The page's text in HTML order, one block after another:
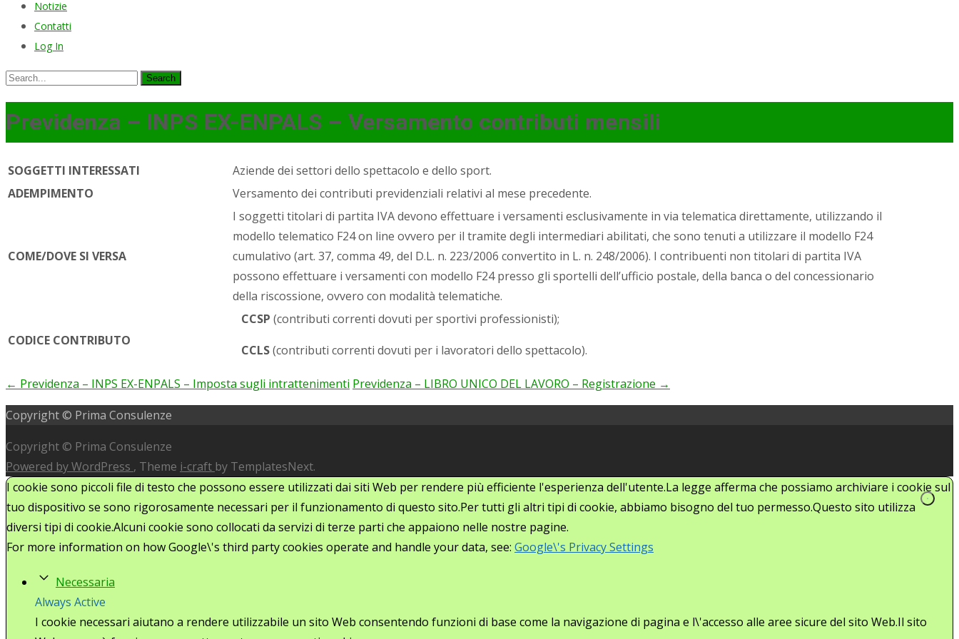
Notizie
Contatti
Log In
Search
Previdenza – INPS EX-ENPALS – Versamento contributi mensili
SOGGETTI INTERESSATI
Aziende dei settori dello spettacolo e dello sport.
ADEMPIMENTO
Versamento dei contributi previdenziali relativi al mese precedente.
COME/DOVE SI VERSA
I soggetti titolari di partita IVA devono effettuare i versamenti esclusivamente in via telematica direttamente, utilizzando il
modello telematico F24 on line ovvero per il tramite degli intermediari abilitati, che sono tenuti a utilizzare il modello F24
cumulativo (art. 37, comma 49, del D.L. n. 223/2006 convertito in L. n. 248/2006). I contribuenti non titolari di partita IVA
possono effettuare i versamenti con modello F24 presso gli sportelli dell’ufficio postale, della banca o del concessionario
della riscossione, ovvero con modalità telematiche.
CODICE CONTRIBUTO
CCSP (contributi correnti dovuti per sportivi professionisti);
CCLS(contributi correnti dovuti per i lavoratori dello spettacolo).
Post
navigation
← Previdenza – INPS EX-ENPALS – Imposta sugli intrattenimenti Previdenza – LIBRO UNICO DEL LAVORO – Registrazione →
Copyright © Prima Consulenze
Copyright © Prima Consulenze
Powered by WordPress , Theme i-craft by TemplatesNext.
I cookie sono piccoli file di testo che possono essere utilizzati dai siti Web per rendere più efficiente l'esperienza dell'utente.La legge afferma che possiamo archiviare i cookie sul
tuo dispositivo se sono rigorosamente necessari per il funzionamento di questo sito.Per tutti gli altri tipi di cookie, abbiamo bisogno del tuo permesso.Questo sito utilizza
diversi tipi di cookie.Alcuni cookie sono collocati da servizi di terze parti che appaiono nelle nostre pagine.
For more information on how Google\'s third party cookies operate and handle your data, see: Google\'s Privacy Settings
Necessaria
Always Active
I cookie necessari aiutano a rendere utilizzabile un sito Web consentendo funzioni di base come la navigazione di pagina e l\'accesso alle aree sicure del sito Web.Il sito